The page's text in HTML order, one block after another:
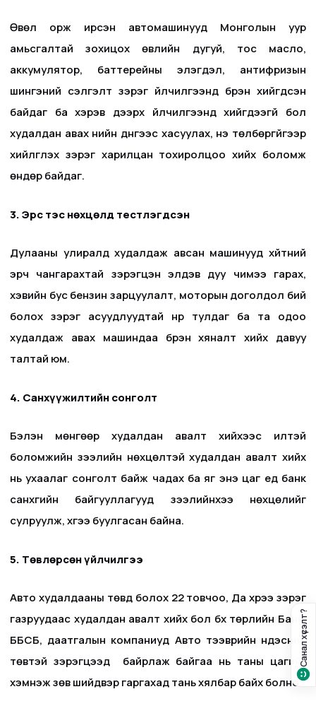
Санал хүсэлт?
Өвөл орж ирсэн автомашинууд Монголын уур
амьсгалтай зохицох өвлийн дугуй, тос масло,
аккумулятор, баттерейны элэгдэл, антифризын
шингэний сэлгэлт зэрэг үйлчилгээнүүд бүрэн хийгдсэн
байдаг ба хэрэв дээрх үйлчилгээнүүд хийгдээгүй бол
худалдан авах үнийн дүнгээс хасуулах, үнэ төлбөргүйгээр
хийлгүүлэх зэрэг харилцан тохиролцоо хийх боломж
өндөр байдаг.
3. Эрс тэс нөхцөлд тестлэгдсэн
Дулааны улиралд худалдаж авсан машинууд хүйтний
эрч чангарахтай зэрэгцэн элдэв дуу чимээ гарах,
хэвийн бус бензин зарцуулалт, моторын доголдол бий
болох зэрэг асуудлуудтай нүүр тулдаг ба та одоо
худалдаж авах машиндаа бүрэн хяналт хийх давуу
талтай юм.
4. Санхүүжилтийн сонголт
Бэлэн мөнгөөр худалдан авалт хийхээс илүүтэй
боломжийн зээлийн нөхцөлтэй худалдан авалт хийх
нь ухаалаг сонголт байж чадах ба яг энэ цаг үед банк
санхүүгийн байгууллагууд зээлийнхээ нөхцөлийг
сулруулж, хүүгээ буулгасан байна.
5. Төвлөрсөн үйлчилгээ
Авто худалдааны төвүүд болох 22 товчоо, Да хүрээ зэрэг
газруудаас худалдан авалт хийх бол бүх төрлийн Банк,
ББСБ, даатгалын компаниуд Авто тээврийн үндэсний
төвтэй зэрэгцээд байрлаж байгаа нь таны цагийг
хэмнэж зөв шийдвэр гаргахад тань хялбар байх болно.